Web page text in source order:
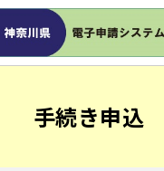
手続き申込